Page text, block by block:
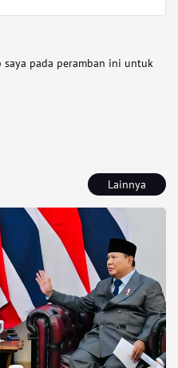
saya pada peramban ini untuk
Lainnya